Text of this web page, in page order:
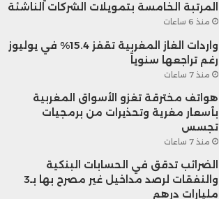
المرتبة الخامسة بتمويلات الشركات الناشئة
منذ 6 ساعات
واردات الغاز المغربية تقفز 15.4% في يوليوز
رغم تراجعها سنوياً
منذ 7 ساعات
هواتف مخترقة تغزو الأسواق المغربية
بأسعار مغرية وتحذيرات من برمجيات
تجسس
منذ 7 ساعات
الضرائب تدقق في الحسابات البنكية
والنفقات لرصد مداخيل غير مصرح بها بـ3
مليارات درهم